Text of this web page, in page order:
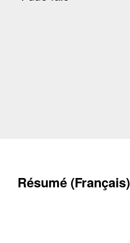
Résumé (Français)